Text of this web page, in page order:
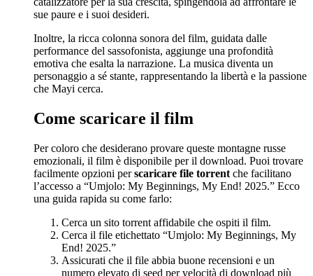
sue paure e i suoi desideri.
Inoltre, la ricca colonna sonora del film, guidata dalle
performance del sassofonista, aggiunge una profondità
emotiva che esalta la narrazione. La musica diventa un
personaggio a sé stante, rappresentando la libertà e la passione
che Mayi cerca.
Come scaricare il film
Per coloro che desiderano provare queste montagne russe
emozionali, il film è disponibile per il download. Puoi trovare
facilmente opzioni perscaricare file torrent che facilitano
l’accesso a “Umjolo: My Beginnings, My End! 2025.” Ecco
una guida rapida su come farlo:
Cerca un sito torrent affidabile che ospiti il ​​film.
Cerca il file etichettato “Umjolo: My Beginnings, My
End! 2025.”
Assicurati che il file abbia buone recensioni e un
numero elevato di seed per velocità di download più